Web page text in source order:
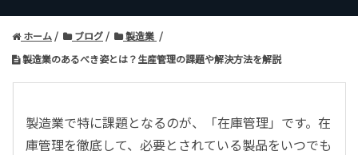
ホーム ブログ
製造業
製造業のあるべき姿とは？生産管理の課題や解決方法を解説
製造業で特に課題となるのが、「在庫管理」です。在
庫管理を徹底して、必要とされている製品をいつでも